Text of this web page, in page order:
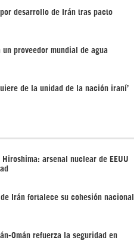
por desarrollo de Irán tras pacto
un proveedor mundial de agua
de la unidad de la nación iraní’
Hiroshima: arsenal nuclear de EEUU
Irán fortalece su cohesión nacional
Omán refuerza la seguridad en